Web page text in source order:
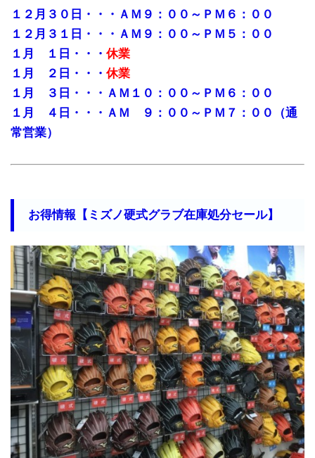
１２月３０日・・・ＡＭ９：００～ＰＭ６：００
１２月３１日・・・ＡＭ９：００～ＰＭ５：００
１月 １日・・・ 休業
１月 ２日・・・ 休業
１月 ３日・・・ＡＭ１０：００～ＰＭ６：００
１月 ４日・・・ＡＭ ９：００～ＰＭ７：００（通
常営業）
お得情報【ミズノ硬式グラブ在庫処分セール】